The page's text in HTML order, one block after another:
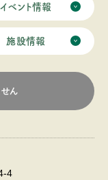
イベント情報
施設情報
ん
4